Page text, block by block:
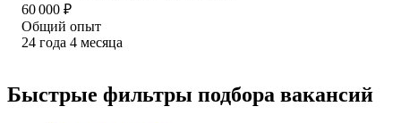
60 000 ₽
Общий опыт
24 года 4 месяца
Быстрые фильтры подбора вакансий